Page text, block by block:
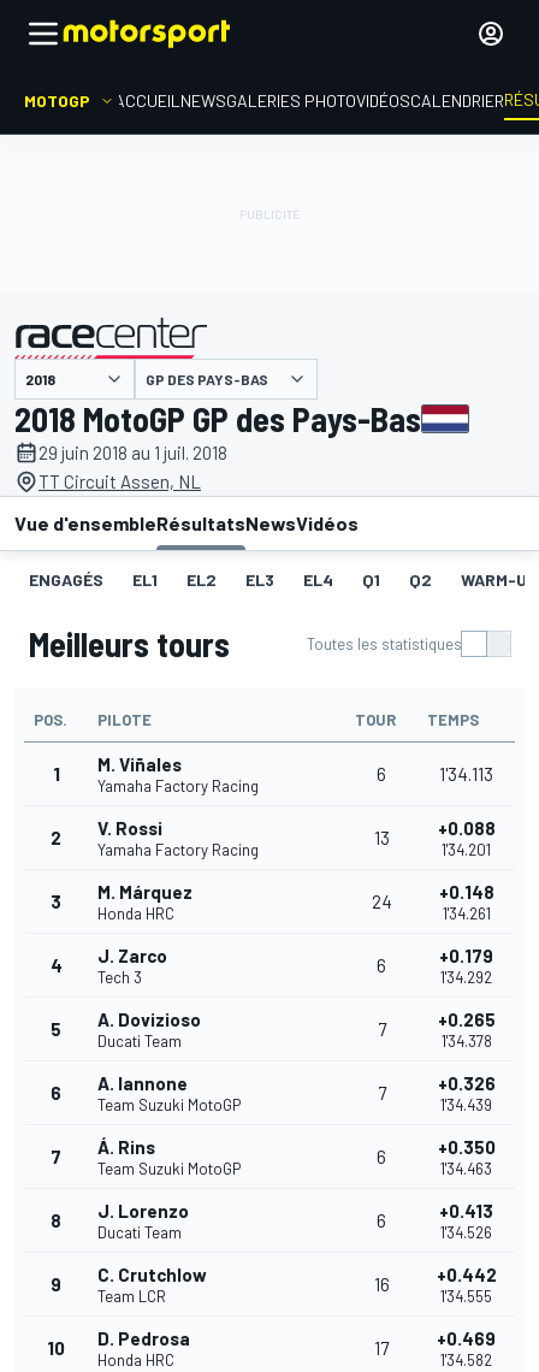
MOTOGP ACCUEIL NEWSGALERIES PHOTOVIDÉOSCALENDRIER
présenté par GP DES PAYS-BAS
2018 MotoGP GP des Pays-Bas
29 juin 2018 au 1 juil. 2018
TT Circuit Assen, NL
Vue d'ensembleRésultatsNewsVidéos
ENGAGÉS EL1 EL2 EL3 EL4 Q1 Q2 WARM-UP
Meilleurs tours Toutes les statistiques
POS. PILOTE TOUR TEMPS
1 M. Viñales
Yamaha Factory Racing
6 1'34.113
2 V. Rossi
Yamaha Factory Racing
13 +0.088
1'34.201
3 M. Márquez
Honda HRC
24 +0.148
1'34.261
4 J. Zarco
Tech 3
6 +0.179
1'34.292
5 A. Dovizioso
Ducati Team
7 +0.265
1'34.378
6 A. Iannone
Team Suzuki MotoGP
7 +0.326
1'34.439
7 Á. Rins
Team Suzuki MotoGP
6 +0.350
1'34.463
8 J. Lorenzo
Ducati Team
6 +0.413
1'34.526
9 C. Crutchlow
Team LCR
16 +0.442
1'34.555
10 D. Pedrosa
Honda HRC
17 +0.469
1'34.582